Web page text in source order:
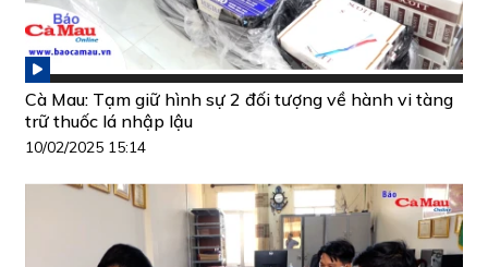
Cà Mau: Tạm giữ hình sự 2 đối tượng về hành vi tàng
trữ thuốc lá nhập lậu
10/02/2025 15:14